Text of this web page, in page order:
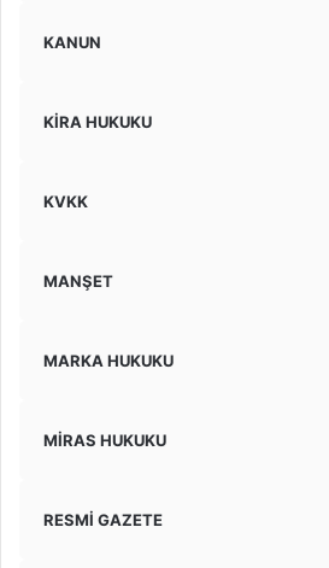
KANUN
KİRA HUKUKU
KVKK
MANŞET
MARKA HUKUKU
MİRAS HUKUKU
RESMİ GAZETE